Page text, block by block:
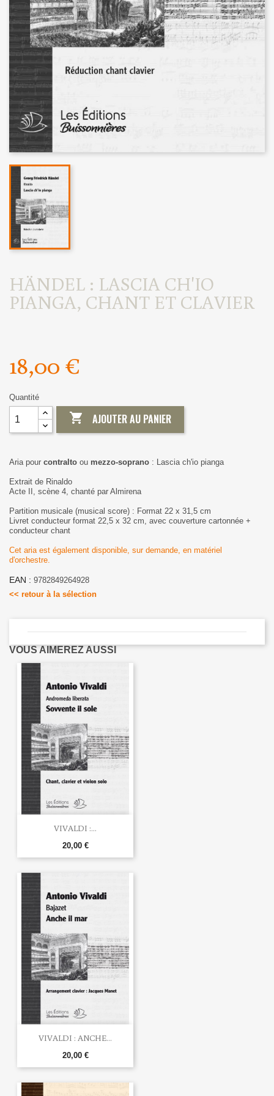
HÄNDEL : LASCIA CH'IO
PIANGA, CHANT ET CLAVIER
18,00 €
Quantité
 AJOUTER AU PANIER
Aria pour contralto ou mezzo-soprano : Lascia ch'io pianga
Extrait de Rinaldo
Acte II, scène 4, chanté par Almirena
Partition musicale (musical score) : Format 22 x 31,5 cm
Livret conducteur format 22,5 x 32 cm, avec couverture cartonnée +
conducteur chant
Cet aria est également disponible, sur demande, en matériel
d'orchestre.
EAN : 9782849264928
<< retour à la sélection
VOUS AIMEREZ AUSSI
VIVALDI :...
20,00 €
VIVALDI : ANCHE...
20,00 €